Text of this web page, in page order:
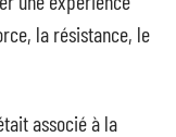
la résistance, le
associé à la